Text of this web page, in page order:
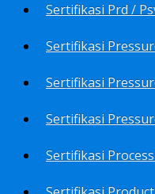
Sertifikasi Prd /
Sertifikasi
Sertifikasi
Sertifikasi
Sertifikasi